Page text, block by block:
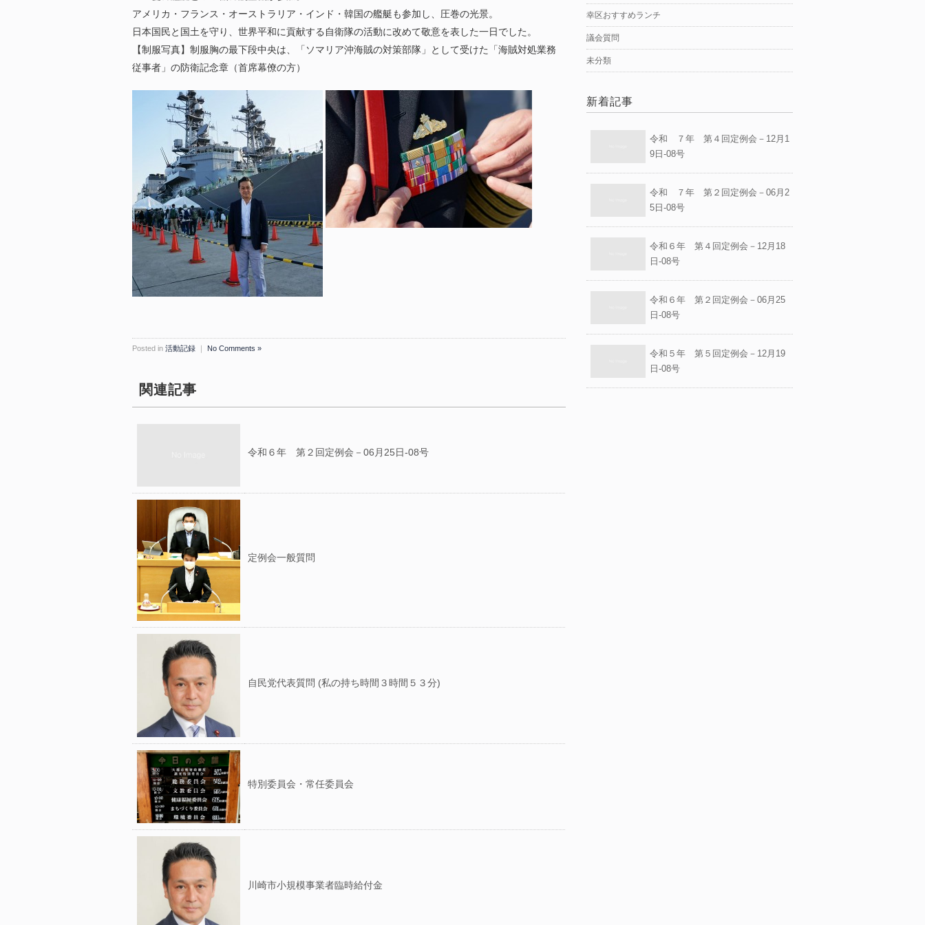
アメリカ・フランス・オーストラリア・インド・韓国の艦艇も参加し、圧巻の光景。
日本国民と国土を守り、世界平和に貢献する自衛隊の活動に改めて敬意を表した一日でした。
【制服写真】制服胸の最下段中央は、「ソマリア沖海賊の対策部隊」として受けた「海賊対処業務
従事者」の防衛記念章（首席幕僚の方）
Posted in 活動記録 ｜ No Comments »
関連記事
令和６年 第２回定例会－06月25日-08号
定例会一般質問
自民党代表質問 (私の持ち時間３時間５３分)
特別委員会・常任委員会
川崎市小規模事業者臨時給付金
幸区おすすめランチ
議会質問
未分類
新着記事
令和 ７年 第４回定例会－12月1
9日-08号
令和 ７年 第２回定例会－06月2
5日-08号
令和６年 第４回定例会－12月18
日-08号
令和６年 第２回定例会－06月25
日-08号
令和５年 第５回定例会－12月19
日-08号